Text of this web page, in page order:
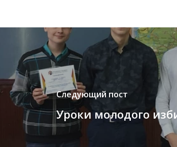
Следующий пост
Уроки молодого